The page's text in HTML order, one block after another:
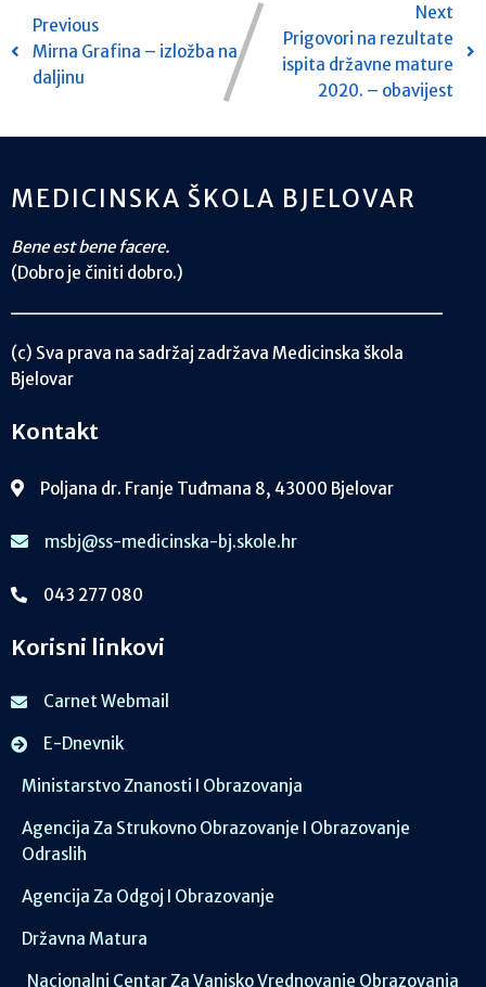
Previous
Mirna Grafina – izložba na
daljinu
Next
Prigovori na rezultate
ispita državne mature
2020. – obavijest
MEDICINSKA ŠKOLA BJELOVAR
Bene est bene facere.
(Dobro je činiti dobro.)
(c) Sva prava na sadržaj zadržava Medicinska škola
Bjelovar
Kontakt
Poljana dr. Franje Tuđmana 8, 43000 Bjelovar
msbj@ss-medicinska-bj.skole.hr
043 277 080
Korisni linkovi
Carnet Webmail
E-Dnevnik
Ministarstvo Znanosti I Obrazovanja
Agencija Za Strukovno Obrazovanje I Obrazovanje
Odraslih
Agencija Za Odgoj I Obrazovanje
Državna Matura
Nacionalni Centar Za Vanjsko Vrednovanje Obrazovanja